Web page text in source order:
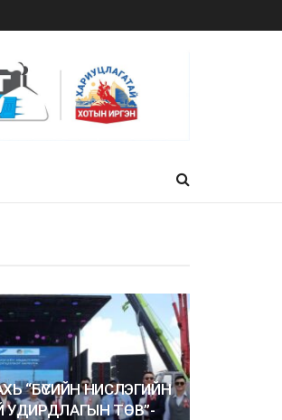
“БҮСИЙН НИСЛЭГИЙН
ТӨВ”-